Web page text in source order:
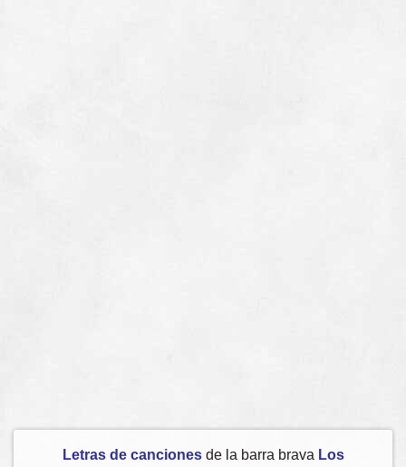
Letras de cancionesde la barra brava Los